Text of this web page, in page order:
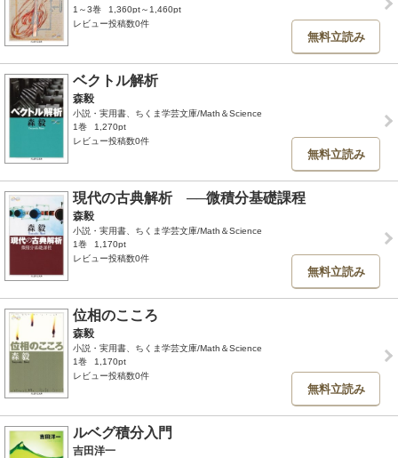
1～3巻
1,360pt～1,460pt
レビュー投稿数0件
無料立読み
ベクトル解析
森毅
小説・実用書、ちくま学芸文庫/Math＆Science
1巻
1,270pt
レビュー投稿数0件
無料立読み
現代の古典解析 ──微積分基礎課程
森毅
小説・実用書、ちくま学芸文庫/Math＆Science
1巻
1,170pt
レビュー投稿数0件
無料立読み
位相のこころ
森毅
小説・実用書、ちくま学芸文庫/Math＆Science
1巻
1,170pt
レビュー投稿数0件
無料立読み
ルベグ積分入門
吉田洋一